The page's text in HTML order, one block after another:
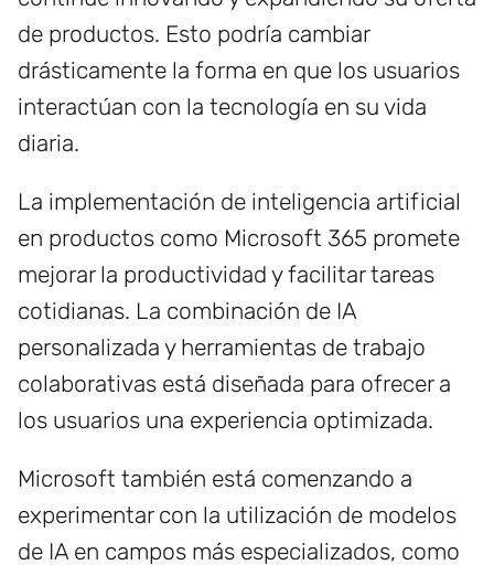
de productos. Esto podría cambiar
drásticamente la forma en que los usuarios
interactúan con la tecnología en su vida
diaria.
La implementación de inteligencia artificial
en productos como Microsoft 365 promete
mejorar la productividad y facilitar tareas
cotidianas. La combinación de IA
personalizada y herramientas de trabajo
colaborativas está diseñada para ofrecer a
los usuarios una experiencia optimizada.
Microsoft también está comenzando a
experimentar con la utilización de modelos
de IA en campos más especializados, como